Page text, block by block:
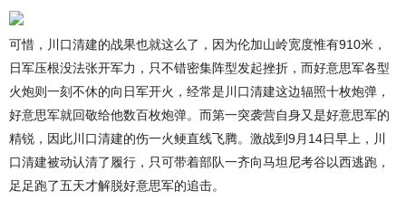
可惜，川口清建的战果也就这么了，因为伦加山岭宽度惟有910米，
日军压根没法张开军力，只不错密集阵型发起挫折，而好意思军各型
火炮则一刻不休的向日军开火，经常是川口清建这边辐照十枚炮弹，
好意思军就回敬给他数百枚炮弹。而第一突袭营自身又是好意思军的
精锐，因此川口清建的伤一火鲠直线飞腾。激战到9月14日早上，川
口清建被动认清了履行，只可带着部队一齐向马坦尼考谷以西逃跑，
足足跑了五天才解脱好意思军的追击。